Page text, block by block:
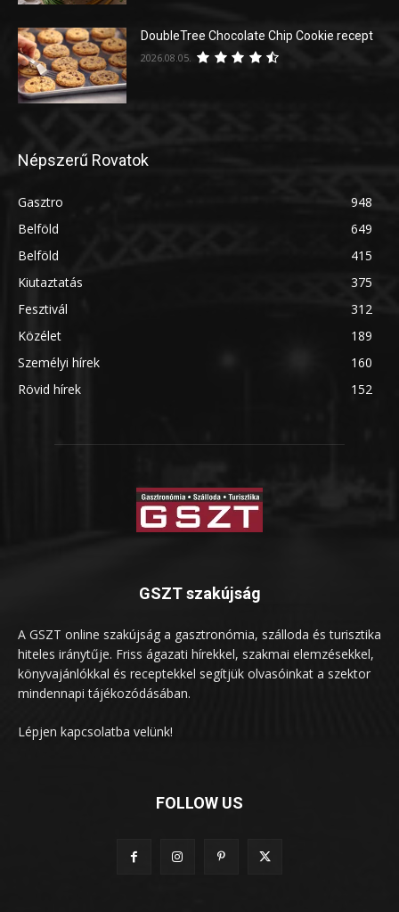
DoubleTree Chocolate Chip Cookie recept
2026.08.05.
Népszerű Rovatok
Gasztro
948
Belföld
649
Belföld
415
Kiutaztatás
375
Fesztivál
312
Közélet
189
Személyi hírek
160
Rövid hírek
152
GSZT szakújság
A GSZT online szakújság a gasztronómia, szálloda és turisztika
hiteles iránytűje. Friss ágazati hírekkel, szakmai elemzésekkel,
könyvajánlókkal és receptekkel segítjük olvasóinkat a szektor
mindennapi tájékozódásában.
Lépjen kapcsolatba velünk!
FOLLOW US